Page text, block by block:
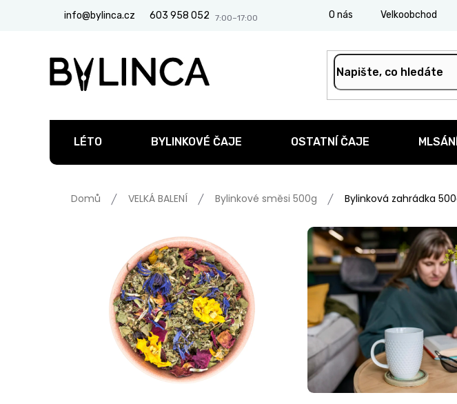
603 958 052
info@bylinca.cz O nás Velkoobchod
LÉTO BYLINKOVÉ ČAJE OSTATNÍ ČAJE
Domů VELKÁ BALENÍ Bylinkové směsi 500g Bylinková zahrádka